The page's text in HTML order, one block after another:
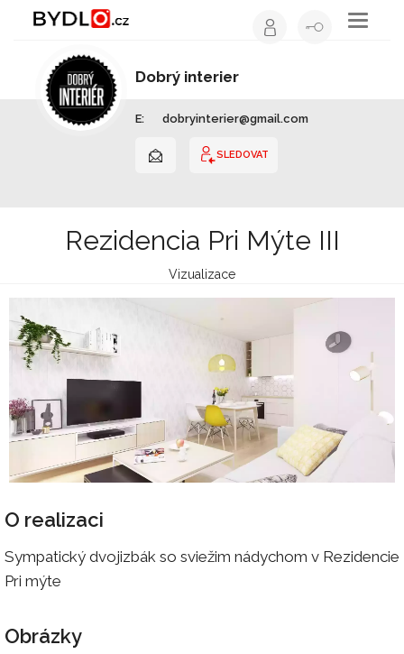
Toggle
Dobrý interier
E: dobryinterier@gmail.com
SLEDOVAT
Rezidencia Pri Mýte III
Vizualizace
O realizaci
Sympatický dvojizbák so sviežim nádychom v Rezidencie
Pri mýte
Obrázky